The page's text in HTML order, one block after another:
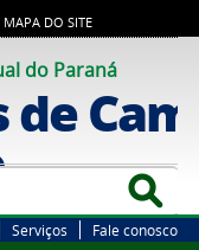
MAPA DO SITE
do Paraná
de
Serviços Fale conosco